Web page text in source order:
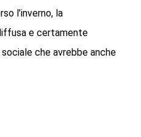
l’inverno, la
e certamente
che avrebbe anche